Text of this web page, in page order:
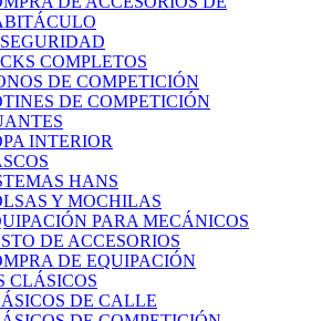
COMPLETOS
DE COMPETICIÓN
DE COMPETICIÓN
INTERIOR
HANS
Y MOCHILAS
PARA MECÁNICOS
DE ACCESORIOS
DE EQUIPACIÓN
CLÁSICOS
DE CALLE